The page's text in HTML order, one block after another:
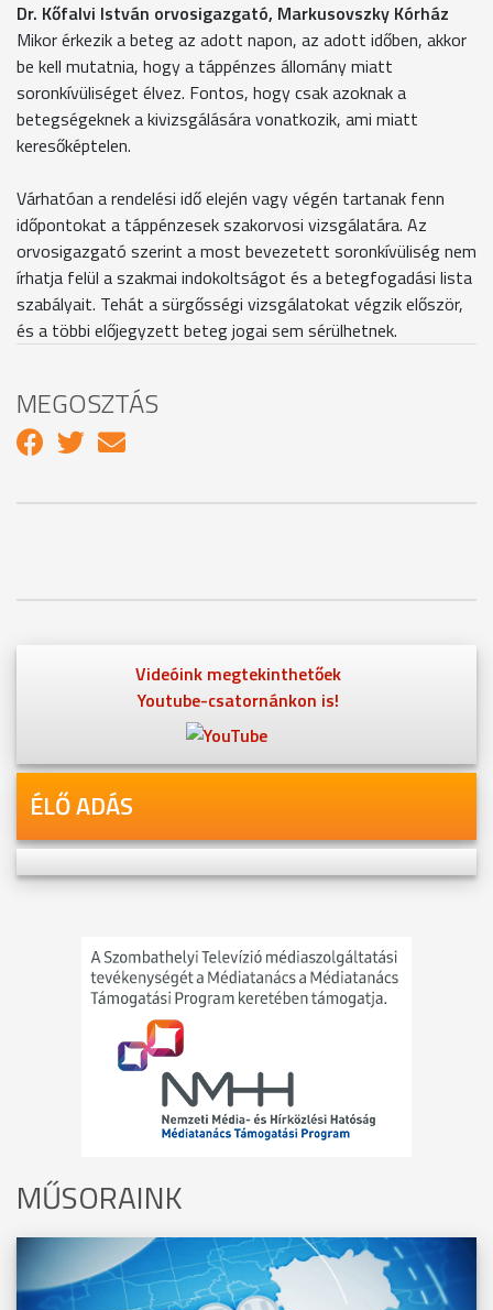
Dr. Kőfalvi István orvosigazgató, Markusovszky Kórház
Mikor érkezik a beteg az adott napon, az adott időben, akkor
be kell mutatnia, hogy a táppénzes állomány miatt
soronkívüliséget élvez. Fontos, hogy csak azoknak a
betegségeknek a kivizsgálására vonatkozik, ami miatt
keresőképtelen.
Várhatóan a rendelési idő elején vagy végén tartanak fenn
időpontokat a táppénzesek szakorvosi vizsgálatára. Az
orvosigazgató szerint a most bevezetett soronkívüliség nem
írhatja felül a szakmai indokoltságot és a betegfogadási lista
szabályait. Tehát a sürgősségi vizsgálatokat végzik először,
és a többi előjegyzett beteg jogai sem sérülhetnek.
MEGOSZTÁS
Videóink megtekinthetőek
Youtube-csatornánkon is!
ÉLŐ ADÁS
MŰSORAINK